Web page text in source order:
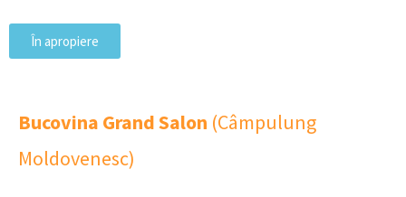
În apropiere
Bucovina Grand Salon (Câmpulung
Moldovenesc)